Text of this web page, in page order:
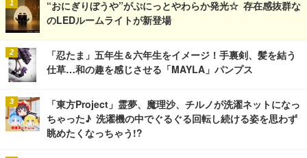
“おにぎりぼうや”がぷにっとやわらか発光☆ 存在感抜群な
のLEDルームライトが新登場
「忍たま」五年生＆六年生をイメージ！手裏剣、髪を結う
仕草…和の趣を感じさせる「MAYLA」パンプス
「東方Project」霊夢、魔理沙、チルノが洗濯ネットになっ
ちゃった♪ 洗濯機の中でぐるぐる回転し続ける姿を思わず
眺めたくなっちゃう!?